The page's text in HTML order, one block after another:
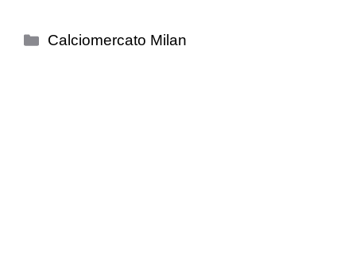
Categorie
Calciomercato Milan